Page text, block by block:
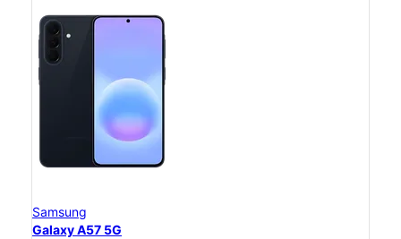
Samsung
Galaxy A57 5G